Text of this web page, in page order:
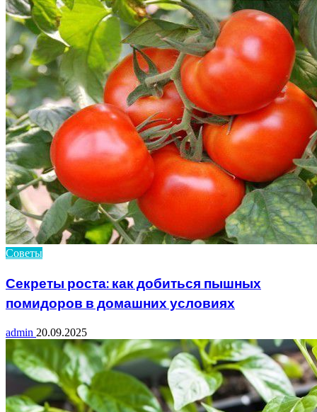
Советы
Секреты роста: как добиться пышных
помидоров в домашних условиях
admin 20.09.2025